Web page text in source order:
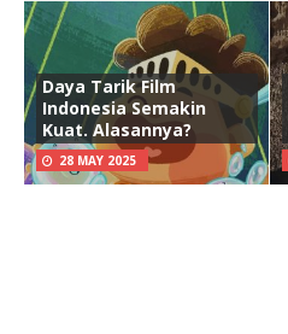
Daya Tarik Film
Indonesia Semakin
Kuat. Alasannya?
28 MAY 2025